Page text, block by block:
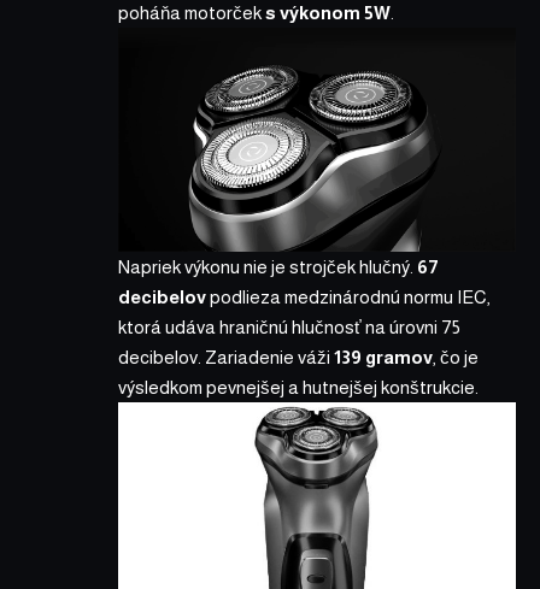
poháňa motorčeks výkonom 5W
Napriek výkonu nie je strojček hlučný. 67
decibelovpodlieza medzinárodnú normu IEC,
ktorá udáva hraničnú hlučnosť na úrovni 75
decibelov. Zariadenie váži 139 gramov , čo je
výsledkom pevnejšej a hutnejšej konštrukcie.